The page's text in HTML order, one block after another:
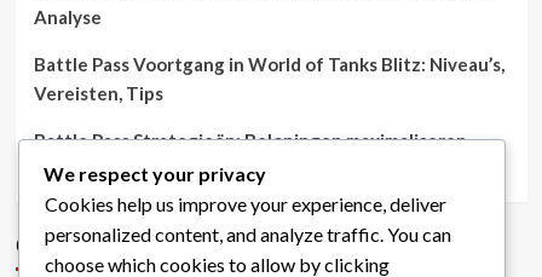
Analyse
Battle Pass Voortgang in World of Tanks Blitz: Niveau’s,
Vereisten, Tips
Battle Pass Strategieën: Beloningen maximaliseren,
Efficiënt spelen, Tips
Categorieën
We respect your privacy
Cookies help us improve your experience, deliver
personalized content, and analyze traffic. You can
choose which cookies to allow by clicking